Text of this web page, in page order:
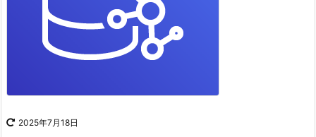
2025年7月18日